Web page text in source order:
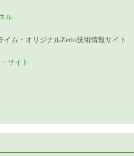
ル
イム・オリジナルZerto技術情報サイト
サイト